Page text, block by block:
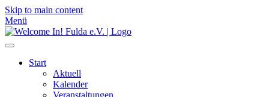
Skip to main content
Menü
Start
Aktuell
Kalender
Veranstaltungen